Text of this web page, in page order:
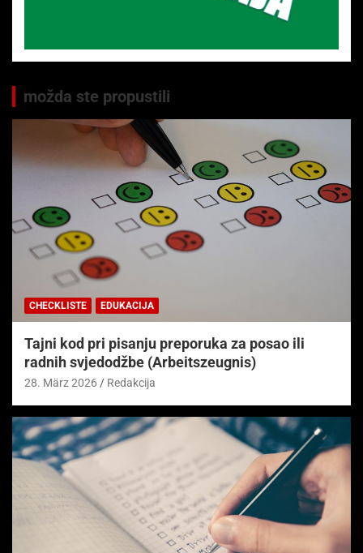
možda ste propustili
CHECKLISTE EDUKACIJA
Tajni kod pri pisanju preporuka za posao ili
radnih svjedodžbe (Arbeitszeugnis)
28. März 2026 Redakcija